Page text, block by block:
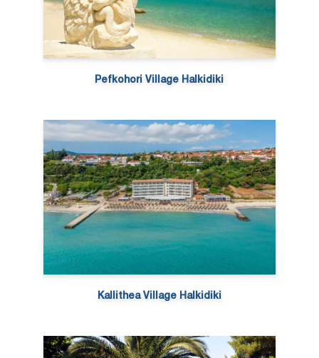
Pefkohori Village Halkidiki
Kallithea Village Halkidiki